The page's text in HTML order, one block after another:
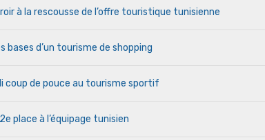
à la rescousse de l’offre touristique tunisienne
bases d’un tourisme de shopping
coup de pouce au tourisme sportif
place à l’équipage tunisien